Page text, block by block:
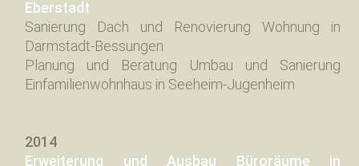
Eberstadt
Sanierung Dach und Renovierung Wohnung in
Darmstadt-Bessungen
Planung und Beratung Umbau und Sanierung
Einfamilienwohnhaus in Seeheim-Jugenheim
2014
Erweiterung und Ausbau Büroräume in